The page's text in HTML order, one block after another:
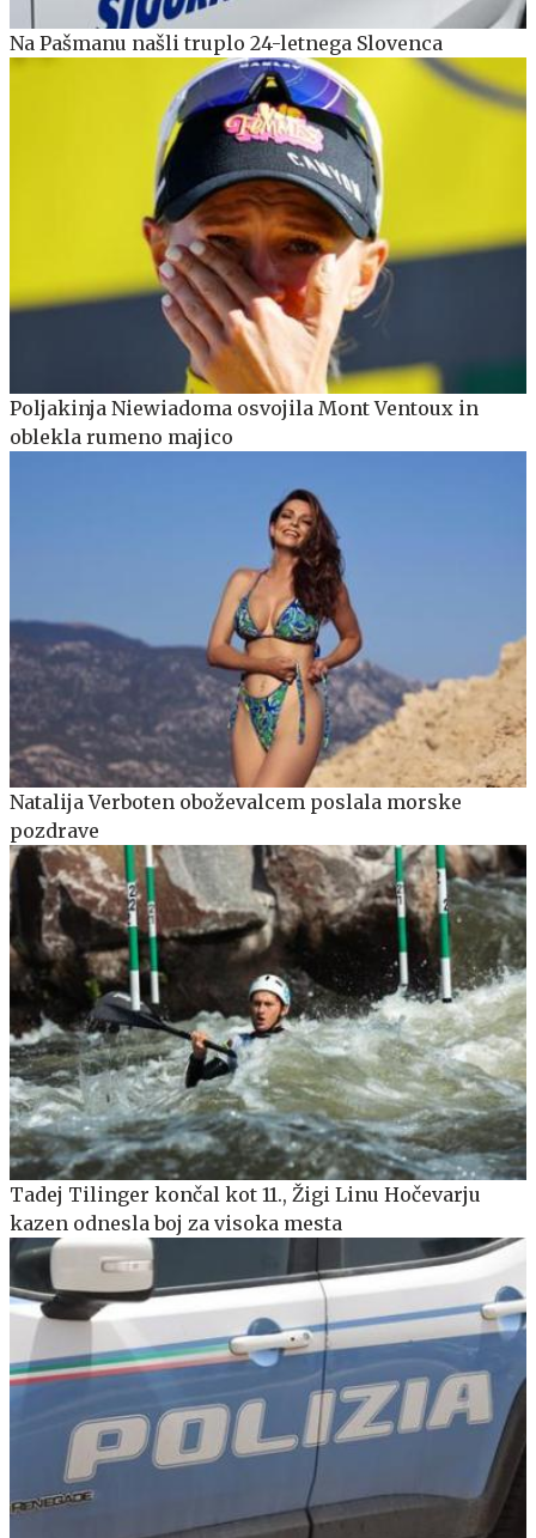
Na Pašmanu našli truplo 24-letnega Slovenca
Poljakinja Niewiadoma osvojila Mont Ventoux in
oblekla rumeno majico
Natalija Verboten oboževalcem poslala morske
pozdrave
Tadej Tilinger končal kot 11., Žigi Linu Hočevarju
kazen odnesla boj za visoka mesta